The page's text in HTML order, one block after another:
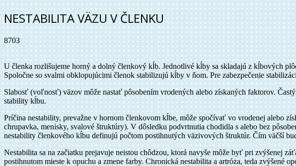
NESTABILITA VÄZU V ČLENKU
8703
U členka rozlišujeme horný a dolný členkový kĺb. Jednotlivé kĺby sa skladajú z kĺbových
Spoločne so svalmi obklopujúcimi členok stabilizujú kĺby v ňom. Pre zabezpečenie
Slabosť (voľnosť) väzov môže nastať pôsobením vrodených alebo získaných faktorov.
stability kĺbu.
Príčina nestability, prevažne v hornom členkovom kĺbe, môže spočívať vo vrodenej alebo
chrupavka, menisky, svalové štruktúry). V dôsledku podvrtnutia chodidla s alebo bez
nestability členkového kĺbu definujú počtom postihnutých väzivových štruktúr. Čím väčší
Nestabilita sa na začiatku prejavuje neistou chôdzou, ktorá navyše môže byť pri zvýšenej
postihnutom mieste k opuchu a zmene farby. Chronická nestabilita a artróza, teda zvýšené